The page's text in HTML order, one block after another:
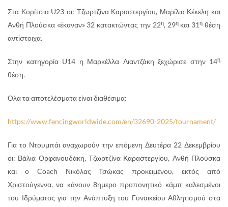
Στα Κορίτσια U23 οι: Τζωρτζίνα Καραστεργίου, Μαρίλια Κέκελη και
Ανθή Πλούσκα «έκαναν» 32 κατακτώντας την 22η, 29ηκαι 31η θέση
αντίστοιχα.
Στην κατηγορία U14 η Μαρκέλλα Λιαντζάκη ξεχώρισε στην 14η
θέση.
Όλα τα αποτελέσματα είναι διαθέσιμα:
https://www.fencingworldwide.com/en/32690-2025/tournament/
Για το Ντουμπάι αναχωρούν την επόμενη Δευτέρα 22 Δεκεμβρίου
οι: Βάλια Ορφανουδάκη, Τζωρτζίνα Καραστεργίου, Ανθή Πλούσκα
και ο Coach Νικόλας Τσώκας προκειμένου, εκτός από
Χριστούγεννα, να κάνουν 8ημερο προπονητικό κάμπ καλεσμένοι
του Ιδρύματος για την Ανάπτυξη του Γυναικείου Αθλητισμού στα